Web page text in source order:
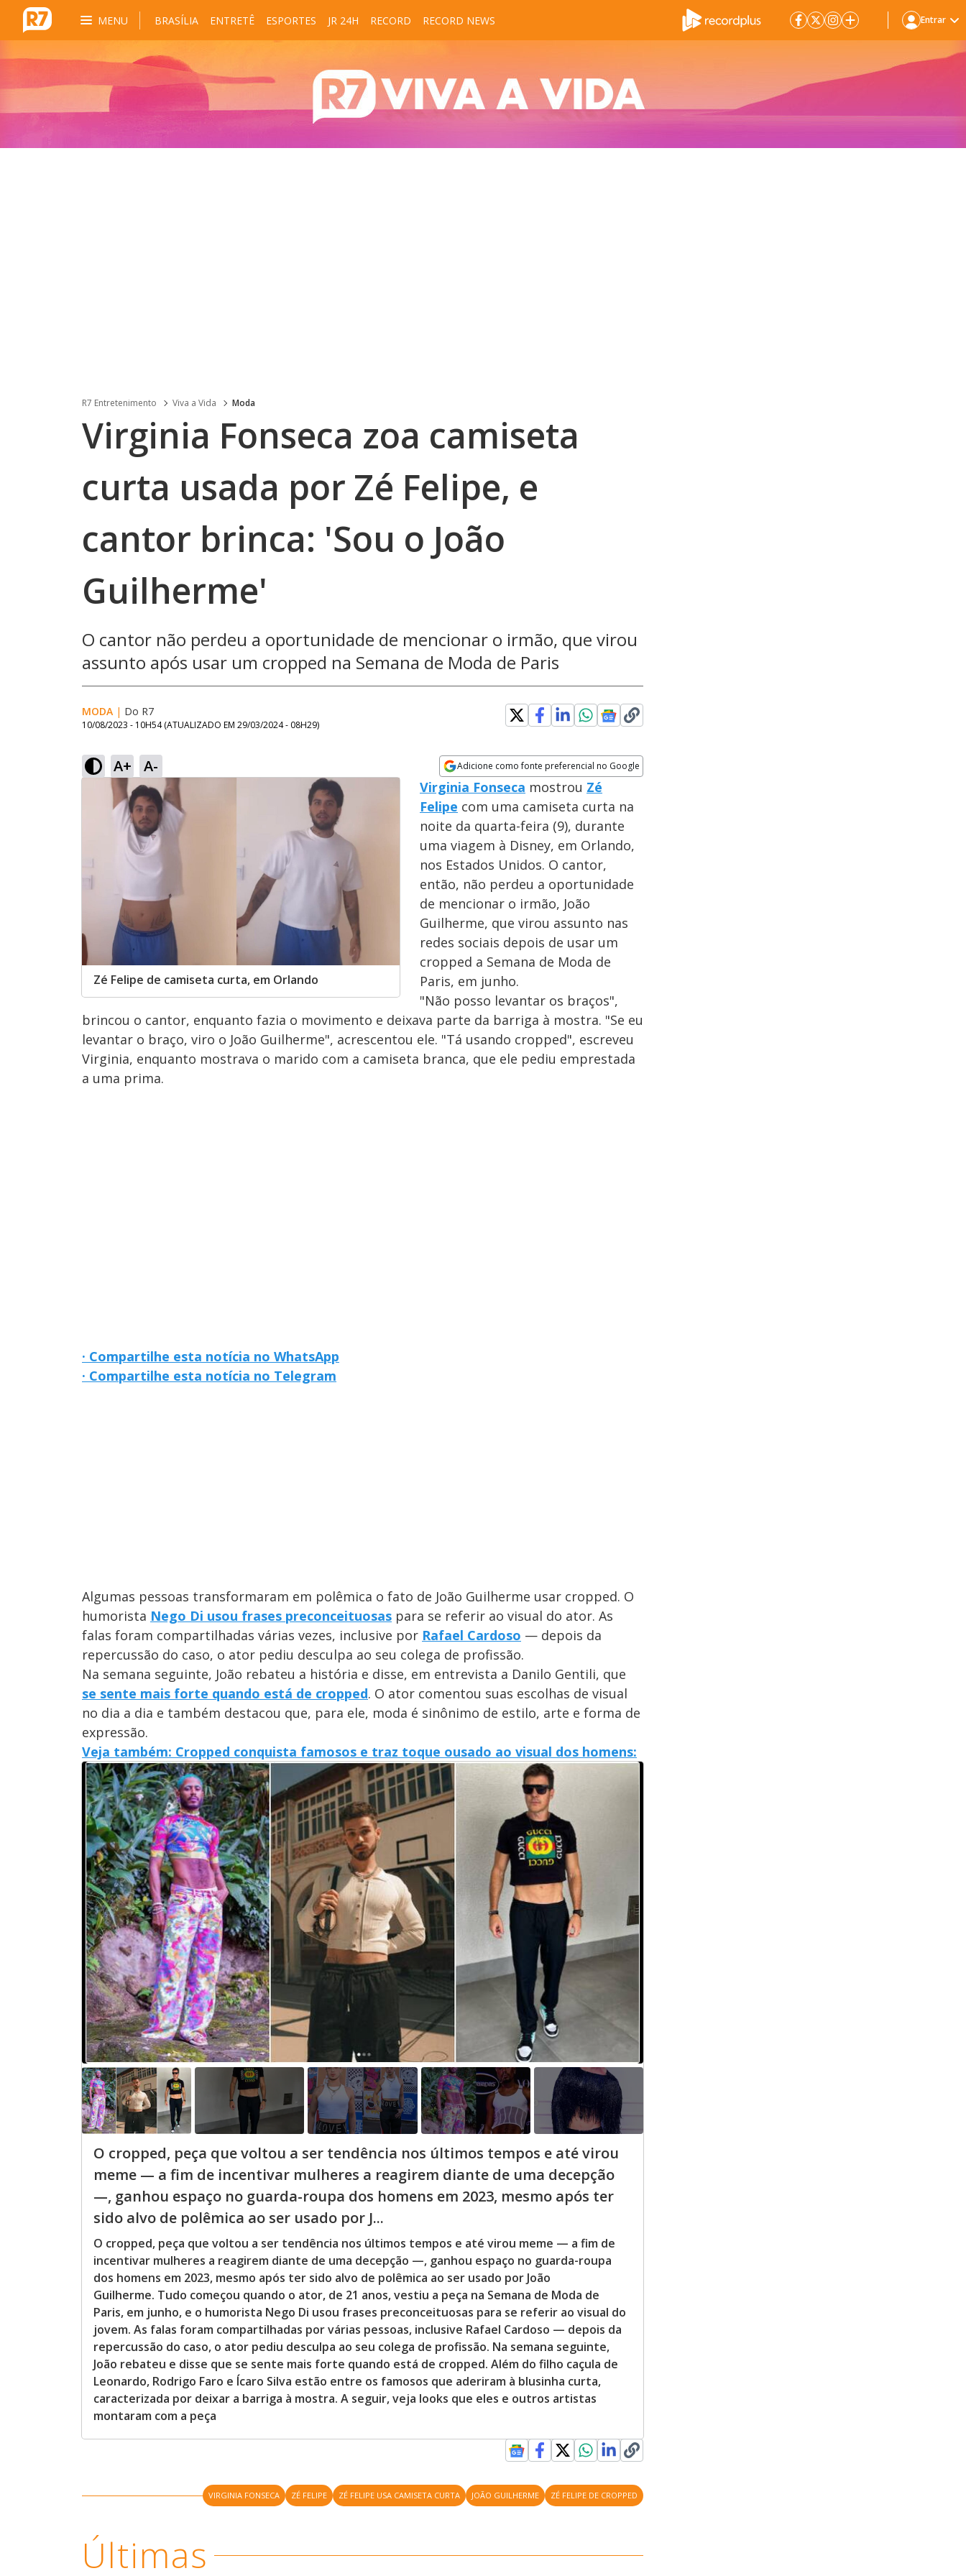
MENU BRASÍLIA ENTRETÊ ESPORTES JR 24H RECORD RECORD NEWS Entrar
R7 Entretenimento Viva a Vida Moda
Virginia Fonseca zoa camiseta
curta usada por Zé Felipe, e
cantor brinca: 'Sou o João
Guilherme'
O cantor não perdeu a oportunidade de mencionar o irmão, que virou
assunto após usar um cropped na Semana de Moda de Paris
MODA | Do R7
10/08/2023 - 10H54 (ATUALIZADO EM 29/03/2024 - 08H29)
A+ A- Adicione como fonte preferencial no Google
Opens in new window
Zé Felipe de camiseta curta, em Orlando
Virginia Fonseca mostrou Zé
Felipe com uma camiseta curta na
noite da quarta-feira (9), durante
uma viagem à Disney, em Orlando,
nos Estados Unidos. O cantor,
então, não perdeu a oportunidade
de mencionar o irmão, João
Guilherme, que virou assunto nas
redes sociais depois de usar um
cropped a Semana de Moda de
Paris, em junho.
"Não posso levantar os braços",
brincou o cantor, enquanto fazia o movimento e deixava parte da barriga à mostra. "Se eu
levantar o braço, viro o João Guilherme", acrescentou ele. "Tá usando cropped", escreveu
Virginia, enquanto mostrava o marido com a camiseta branca, que ele pediu emprestada
a uma prima.
· Compartilhe esta notícia no WhatsApp
· Compartilhe esta notícia no Telegram
Algumas pessoas transformaram em polêmica o fato de João Guilherme usar cropped. O
humorista Nego Di usou frases preconceituosas para se referir ao visual do ator. As
falas foram compartilhadas várias vezes, inclusive por Rafael Cardoso — depois da
repercussão do caso, o ator pediu desculpa ao seu colega de profissão.
Na semana seguinte, João rebateu a história e disse, em entrevista a Danilo Gentili, que
se sente mais forte quando está de cropped. O ator comentou suas escolhas de visual
no dia a dia e também destacou que, para ele, moda é sinônimo de estilo, arte e forma de
expressão.
Veja também: Cropped conquista famosos e traz toque ousado ao visual dos homens:
O cropped, peça que voltou a ser tendência nos últimos tempos e até virou
meme — a fim de incentivar mulheres a reagirem diante de uma decepção
—, ganhou espaço no guarda-roupa dos homens em 2023, mesmo após ter
sido alvo de polêmica ao ser usado por J...
O cropped, peça que voltou a ser tendência nos últimos tempos e até virou meme — a fim de
incentivar mulheres a reagirem diante de uma decepção —, ganhou espaço no guarda-roupa
dos homens em 2023, mesmo após ter sido alvo de polêmica ao ser usado por João
Guilherme. Tudo começou quando o ator, de 21 anos, vestiu a peça na Semana de Moda de
Paris, em junho, e o humorista Nego Di usou frases preconceituosas para se referir ao visual do
jovem. As falas foram compartilhadas por várias pessoas, inclusive Rafael Cardoso — depois da
repercussão do caso, o ator pediu desculpa ao seu colega de profissão. Na semana seguinte,
João rebateu e disse que se sente mais forte quando está de cropped. Além do filho caçula de
Leonardo, Rodrigo Faro e Ícaro Silva estão entre os famosos que aderiram à blusinha curta,
caracterizada por deixar a barriga à mostra. A seguir, veja looks que eles e outros artistas
montaram com a peça
VIRGINIA FONSECA ZÉ FELIPE ZÉ FELIPE USA CAMISETA CURTA JOÃO GUILHERME ZÉ FELIPE DE CROPPED
Últimas